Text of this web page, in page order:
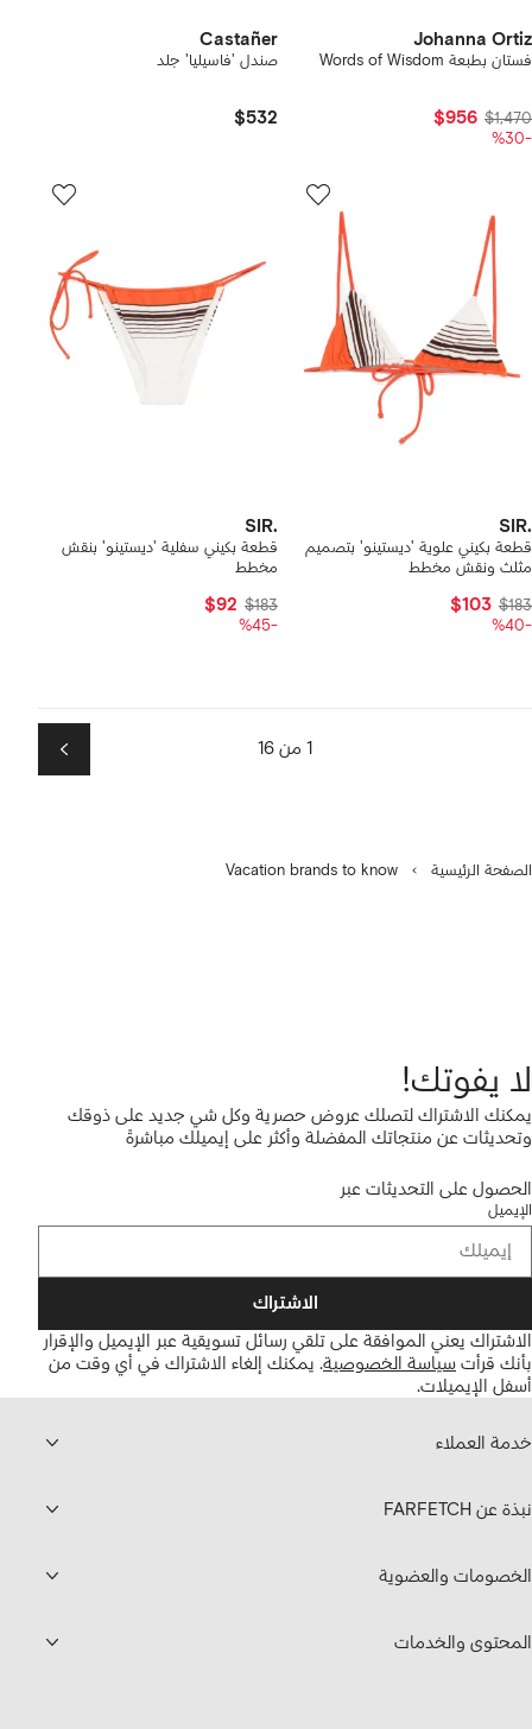
Johanna Ortiz
فستان بطبعة Words of Wisdom
$1,470
$956
-%30
Castañer
صندل 'فاسيليا' جلد
$532
SIR.
قطعة بكيني علوية 'ديستينو' بتصميم
مثلث ونقش مخطط
$183
$103
-%40
SIR.
قطعة بكيني سفلية 'ديستينو' بنقش
مخطط
$183
$92
-%45
1 من 16 التالي
الصفحة الرئيسية Vacation brands to know
لا يفوتك!
يمكنك الاشتراك لتصلك عروض حصرية وكل شي جديد على ذوقك
وتحديثات عن منتجاتك المفضلة وأكثر على إيميلك مباشرةً
الحصول على التحديثات عبر
الإيميل
الاشتراك
الاشتراك يعني الموافقة على تلقي رسائل تسويقية عبر الإيميل والإقرار
بأنك قرأت سياسة الخصوصية. يمكنك إلغاء الاشتراك في أي وقت من
أسفل الإيميلات.
خدمة العملاء
نبذة عن FARFETCH
الخصومات والعضوية
المحتوى والخدمات